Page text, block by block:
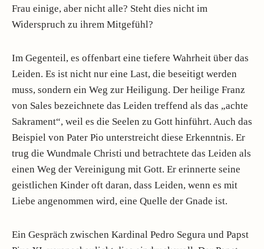
Frau einige, aber nicht alle? Steht dies nicht im
Widerspruch zu ihrem Mitgefühl?
Im Gegenteil, es offenbart eine tiefere Wahrheit über das
Leiden. Es ist nicht nur eine Last, die beseitigt werden
muss, sondern ein Weg zur Heiligung. Der heilige Franz
von Sales bezeichnete das Leiden treffend als das „achte
Sakrament“, weil es die Seelen zu Gott hinführt. Auch das
Beispiel von Pater Pio unterstreicht diese Erkenntnis. Er
trug die Wundmale Christi und betrachtete das Leiden als
einen Weg der Vereinigung mit Gott. Er erinnerte seine
geistlichen Kinder oft daran, dass Leiden, wenn es mit
Liebe angenommen wird, eine Quelle der Gnade ist.
Ein Gespräch zwischen Kardinal Pedro Segura und Papst